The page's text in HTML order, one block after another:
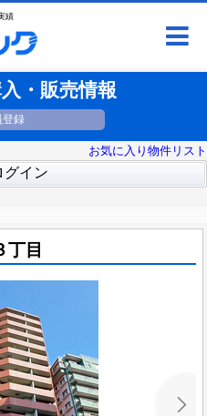
績
・販売情報
登録
お気に入り物件リスト
グイン
丁目